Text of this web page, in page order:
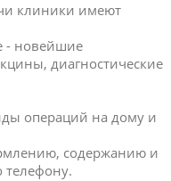
клиники имеют
- новейшие
диагностические
операций на дому и
содержанию и
телефону.